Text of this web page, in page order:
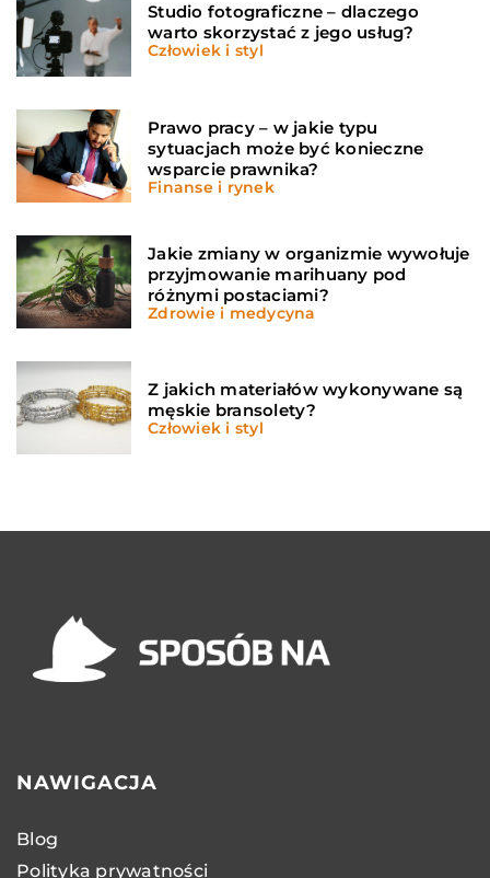
Studio fotograficzne – dlaczego
warto skorzystać z jego usług?
Człowiek i styl
Prawo pracy – w jakie typu
sytuacjach może być konieczne
wsparcie prawnika?
Finanse i rynek
Jakie zmiany w organizmie wywołuje
przyjmowanie marihuany pod
różnymi postaciami?
Zdrowie i medycyna
Z jakich materiałów wykonywane są
męskie bransolety?
Człowiek i styl
NAWIGACJA
Blog
Polityka prywatności